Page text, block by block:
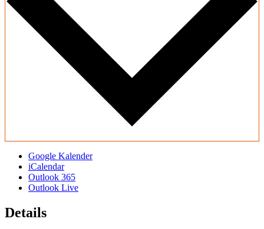
Google Kalender
iCalendar
Outlook 365
Outlook Live
Details